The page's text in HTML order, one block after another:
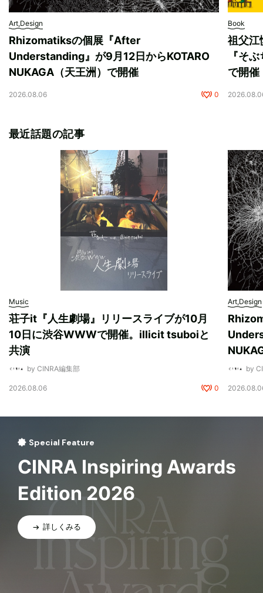
Art,Design
Rhizomatiksの個展『After
Understanding』が9月12日からKOTARO
NUKAGA（天王洲）で開催
2026.08.06 0
Book
祖父江
『そ
で開催
最近話題の記事
Music
荘子it『人生劇場』リリースライブが10月
10日に渋谷WWWで開催。illicit tsuboiと
共演
by CINRA編集部
2026.08.06 0
Art,Design
by
Special Feature
CINRA Inspiring Awards
Edition 2026
詳しくみる